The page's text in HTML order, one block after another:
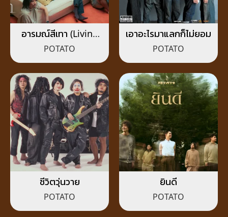
อารมณ์สีเทา (Living
room session)
POTATO
เอาอะไรมาแลกก็ไม่ยอม
POTATO
ชีวิตวุ่นวาย
POTATO
ยินดี
POTATO